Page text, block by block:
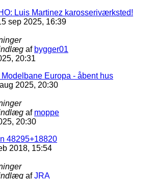
Luis Martinez karosseriværksted!
sep 2025, 16:39
af bygger01
20:31
Europa - åbent hus
2025, 20:30
af moppe
20:30
48295+18820
2018, 15:54
afJRA